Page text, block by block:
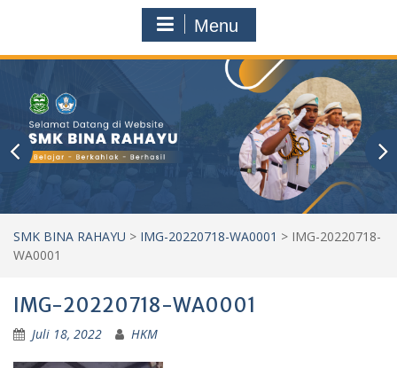
Menu
SMK BINA RAHAYU > IMG-20220718-WA0001 > IMG-20220718-
WA0001
IMG-20220718-WA0001
Juli 18, 2022 HKM